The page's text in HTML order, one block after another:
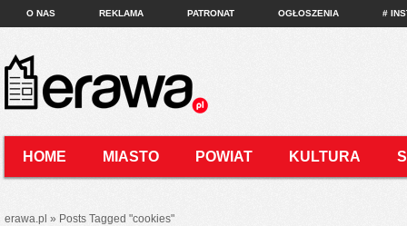
O NAS REKLAMA PATRONAT OGŁOSZENIA #
HOME MIASTO POWIAT KULTURA
erawa.pl » Posts Tagged "cookies"